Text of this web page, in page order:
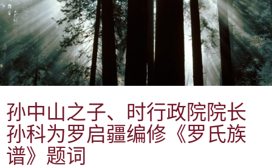
孙中山之子、时行政院院长
孙科为罗启疆编修《罗氏族
谱》题词